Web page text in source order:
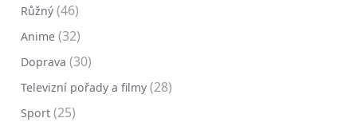
Růžný (46)
Anime (32)
Doprava (30)
Televizní pořady a filmy (28)
Sport (25)